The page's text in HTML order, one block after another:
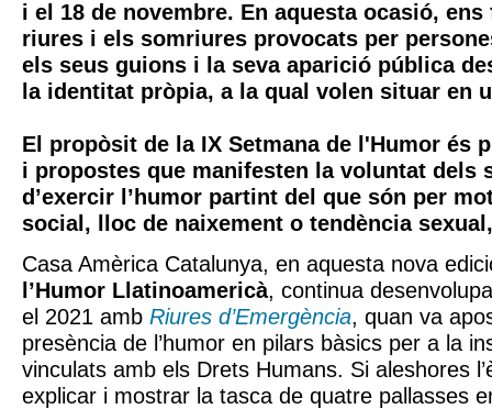
i el 18 de novembre. En aquesta ocasió,
riures i els somriures provocats per
els seus guions i la seva aparició pública
la identitat pròpia, a la qual volen situar en
El propòsit de la IX Setmana de l'Humor és
i propostes que manifesten la voluntat dels
d’exercir l’humor partint del que són per
social, lloc de naixement o tendència
Casa Amèrica Catalunya, en aquesta nova
l’Humor Llatinoamericà, continua
el 2021 amb Riures d’Emergència, quan va
presència de l’humor en pilars bàsics per a la
vinculats amb els Drets Humans. Si aleshores
explicar i mostrar la tasca de quatre pallasses